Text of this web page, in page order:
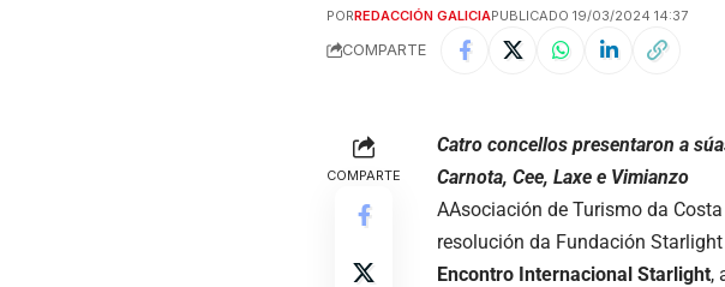
PORREDACCIÓN GALICIAPUBLICADO 19/03/2024 14:37
COMPARTE
COMPARTE
Catro concellos presentaron a
Carnota, Cee, Laxe e Vimianzo
AAsociación de Turismo da
resolución da Fundación
Encontro Internacional Starlight,